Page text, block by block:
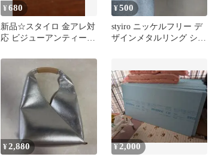
¥680
新品☆スタイロ 金アレ対
応 ビジューアンティーク
¥500
styiro ニッケルフリー デ
ザインメタルリング シル
¥2,880 ¥ 2,000